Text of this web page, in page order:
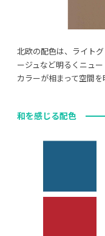
北欧の配色は、ライト
ージュなど明るくニュ
カラーが相まって空間を
和を感じる配色